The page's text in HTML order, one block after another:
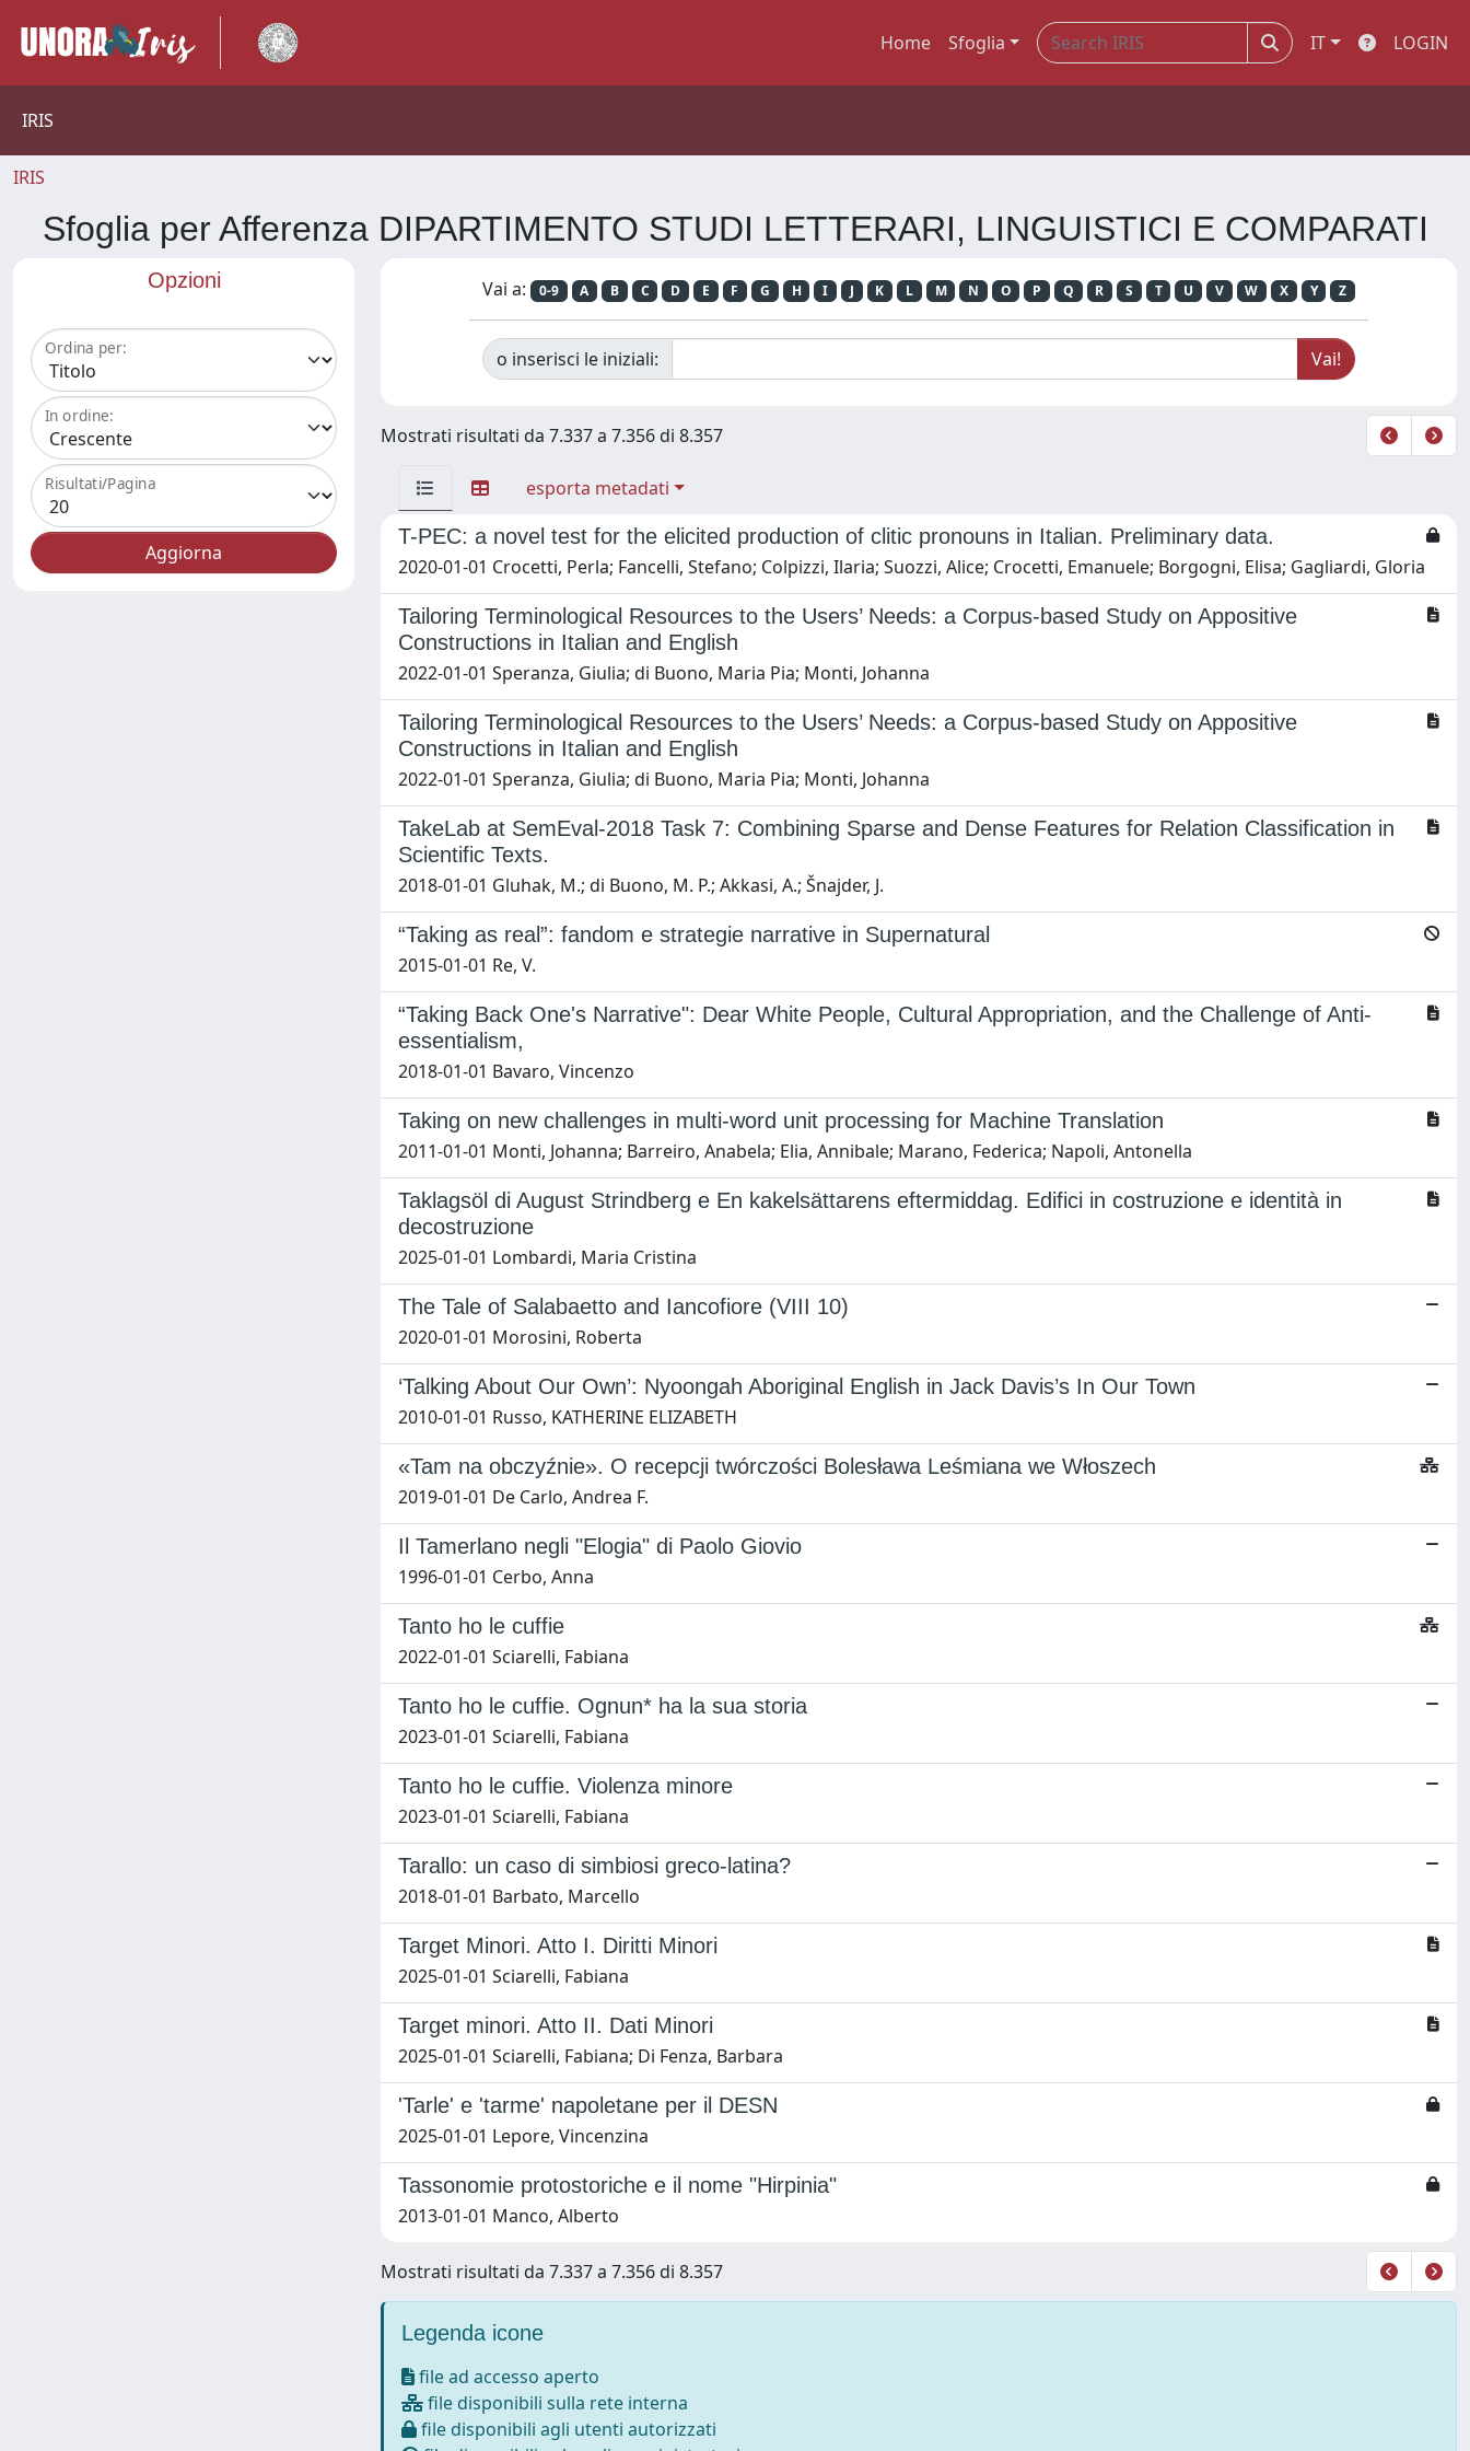
Home Sfoglia IT LOGIN
IRIS
IRIS
Sfoglia per Afferenza DIPARTIMENTO STUDI LETTERARI, LINGUISTICI E COMPARATI
Opzioni
Ordina per:
In ordine:
Risultati/Pagina
Vai a: 0-9 A B C D E F G H I J K L M N O P Q R S T U V W X Y Z
o inserisci le iniziali:
Mostrati risultati da 7.337 a 7.356 di 8.357
esporta metadati
T-PEC: a novel test for the elicited production of clitic pronouns in Italian. Preliminary data.
2020-01-01 Crocetti, Perla; Fancelli, Stefano; Colpizzi, Ilaria; Suozzi, Alice; Crocetti, Emanuele; Borgogni, Elisa; Gagliardi, Gloria
Tailoring Terminological Resources to the Users’ Needs: a Corpus-based Study on Appositive
Constructions in Italian and English
2022-01-01 Speranza, Giulia; di Buono, Maria Pia; Monti, Johanna
Tailoring Terminological Resources to the Users’ Needs: a Corpus-based Study on Appositive
Constructions in Italian and English
2022-01-01 Speranza, Giulia; di Buono, Maria Pia; Monti, Johanna
TakeLab at SemEval-2018 Task 7: Combining Sparse and Dense Features for Relation Classification in
Scientific Texts.
2018-01-01 Gluhak, M.; di Buono, M. P.; Akkasi, A.; Šnajder, J.
“Taking as real”: fandom e strategie narrative in Supernatural
2015-01-01 Re, V.
“Taking Back One's Narrative": Dear White People, Cultural Appropriation, and the Challenge of Anti-
essentialism,
2018-01-01 Bavaro, Vincenzo
Taking on new challenges in multi-word unit processing for Machine Translation
2011-01-01 Monti, Johanna; Barreiro, Anabela; Elia, Annibale; Marano, Federica; Napoli, Antonella
Taklagsöl di August Strindberg e En kakelsättarens eftermiddag. Edifici in costruzione e identità in
decostruzione
2025-01-01 Lombardi, Maria Cristina
The Tale of Salabaetto and Iancofiore (VIII 10)
2020-01-01 Morosini, Roberta
‘Talking About Our Own’: Nyoongah Aboriginal English in Jack Davis’s In Our Town
2010-01-01 Russo, KATHERINE ELIZABETH
«Tam na obczyźnie». O recepcji twórczości Bolesława Leśmiana we Włoszech
2019-01-01 De Carlo, Andrea F.
Il Tamerlano negli "Elogia" di Paolo Giovio
1996-01-01 Cerbo, Anna
Tanto ho le cuffie
2022-01-01 Sciarelli, Fabiana
Tanto ho le cuffie. Ognun* ha la sua storia
2023-01-01 Sciarelli, Fabiana
Tanto ho le cuffie. Violenza minore
2023-01-01 Sciarelli, Fabiana
Tarallo: un caso di simbiosi greco-latina?
2018-01-01 Barbato, Marcello
Target Minori. Atto I. Diritti Minori
2025-01-01 Sciarelli, Fabiana
Target minori. Atto II. Dati Minori
2025-01-01 Sciarelli, Fabiana; Di Fenza, Barbara
'Tarle' e 'tarme' napoletane per il DESN
2025-01-01 Lepore, Vincenzina
Tassonomie protostoriche e il nome "Hirpinia"
2013-01-01 Manco, Alberto
Mostrati risultati da 7.337 a 7.356 di 8.357
Legenda icone
file ad accesso aperto
file disponibili sulla rete interna
file disponibili agli utenti autorizzati